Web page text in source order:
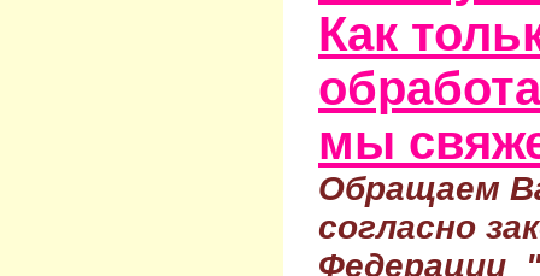
Как
мы
Обращаем
согласно
Федерации